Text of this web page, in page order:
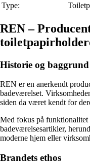
Type:
REN –
Historie og baggrund
REN er en anerkendt
badeværelset.
siden da været kendt for
Med fokus på
badeværelsesartikler,
moderne hjem eller
Brandets ethos